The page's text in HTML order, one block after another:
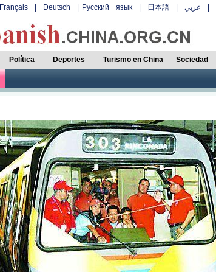
Français| Deutsch Русский язык| 日本語| عربي
Política Deportes Turismo en China Sociedad